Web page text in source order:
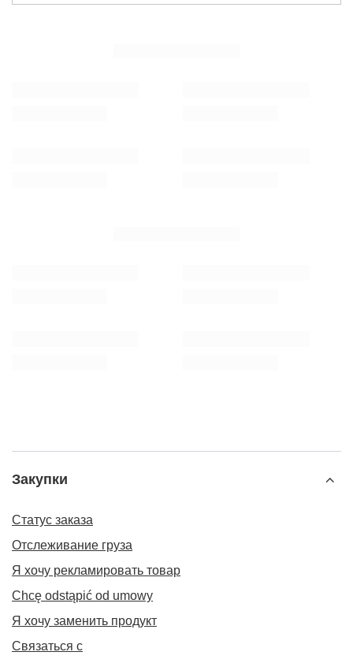
Закупки
Статус заказа
Отслеживание груза
Я хочу рекламировать товар
Chcę odstąpić od umowy
Я хочу заменить продукт
Связаться с